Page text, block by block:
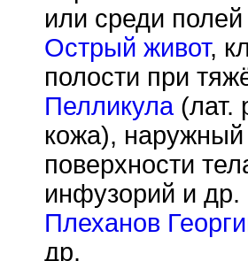
или среди
Острый живот,
полости при
Пелликула(лат.
кожа),
поверхности
инфузорий и др.
Плеханов
др.